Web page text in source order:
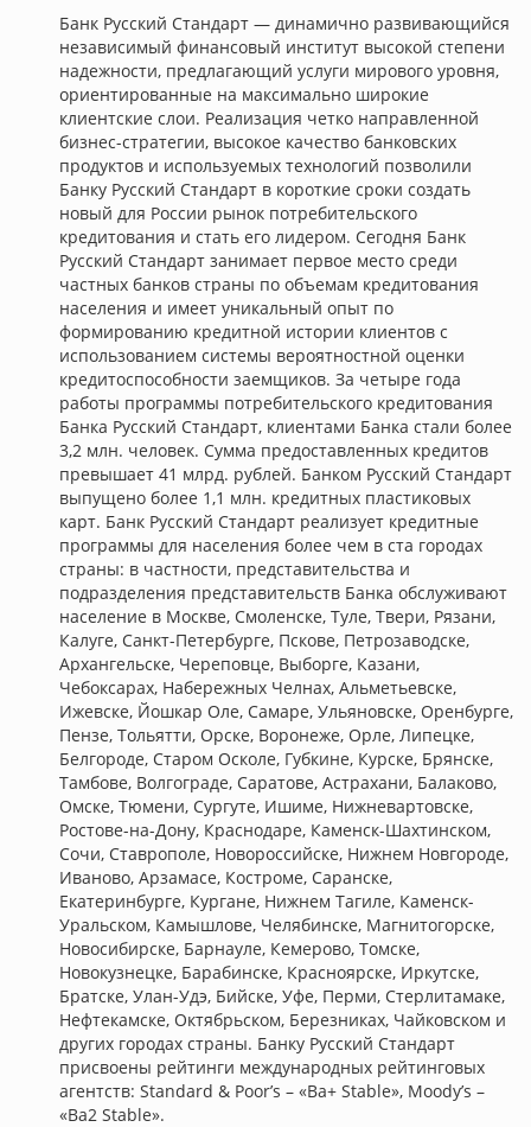
Банк Русский Стандарт — динамично развивающийся
независимый финансовый институт высокой степени
надежности, предлагающий услуги мирового уровня,
ориентированные на максимально широкие
клиентские слои. Реализация четко направленной
бизнес-стратегии, высокое качество банковских
продуктов и используемых технологий позволили
Банку Русский Стандарт в короткие сроки создать
новый для России рынок потребительского
кредитования и стать его лидером. Сегодня Банк
Русский Стандарт занимает первое место среди
частных банков страны по объемам кредитования
населения и имеет уникальный опыт по
формированию кредитной истории клиентов с
использованием системы вероятностной оценки
кредитоспособности заемщиков. За четыре года
работы программы потребительского кредитования
Банка Русский Стандарт, клиентами Банка стали более
3,2 млн. человек. Сумма предоставленных кредитов
превышает 41 млрд. рублей. Банком Русский Стандарт
выпущено более 1,1 млн. кредитных пластиковых
карт. Банк Русский Стандарт реализует кредитные
программы для населения более чем в ста городах
страны: в частности, представительства и
подразделения представительств Банка обслуживают
население в Москве, Смоленске, Туле, Твери, Рязани,
Калуге, Санкт-Петербурге, Пскове, Петрозаводске,
Архангельске, Череповце, Выборге, Казани,
Чебоксарах, Набережных Челнах, Альметьевске,
Ижевске, Йошкар Оле, Самаре, Ульяновске, Оренбурге,
Пензе, Тольятти, Орске, Воронеже, Орле, Липецке,
Белгороде, Старом Осколе, Губкине, Курске, Брянске,
Тамбове, Волгограде, Саратове, Астрахани, Балаково,
Омске, Тюмени, Сургуте, Ишиме, Нижневартовске,
Ростове-на-Дону, Краснодаре, Каменск-Шахтинском,
Сочи, Ставрополе, Новороссийске, Нижнем Новгороде,
Иваново, Арзамасе, Костроме, Саранске,
Екатеринбурге, Кургане, Нижнем Тагиле, Каменск-
Уральском, Камышлове, Челябинске, Магнитогорске,
Новосибирске, Барнауле, Кемерово, Томске,
Новокузнецке, Барабинске, Красноярске, Иркутске,
Братске, Улан-Удэ, Бийске, Уфе, Перми, Стерлитамаке,
Нефтекамске, Октябрьском, Березниках, Чайковском и
других городах страны. Банку Русский Стандарт
присвоены рейтинги международных рейтинговых
агентств: Standard & Poor’s – «Ba+ Stable», Moody’s –
«Ba2 Stable».